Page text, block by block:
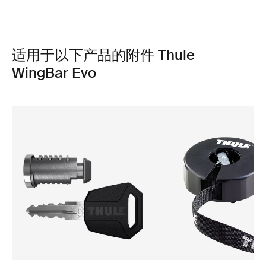
适用于以下产品的附件 Thule
WingBar Evo